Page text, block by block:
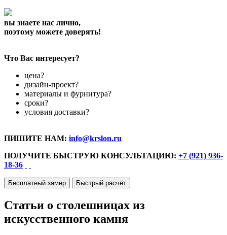
вы знаете нас лично,
поэтому можете доверять!
Что Вас интересует?
цена?
дизайн-проект?
материалы и фурнитура?
сроки?
условия доставки?
ПИШИТЕ НАМ: info@krslon.ru
ПОЛУЧИТЕ БЫСТРУЮ КОНСУЛЬТАЦИЮ: +7 (921) 936-
18-36
Бесплатный замер Быстрый расчёт
Статьи о столешницах из
искусственного камня